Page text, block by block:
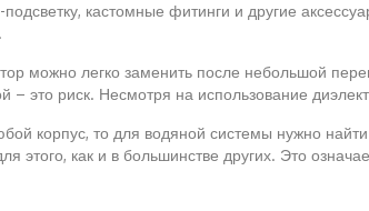
кастомные фитинги и другие
можно легко заменить после небольшой
это риск. Несмотря на использование
корпус, то для водяной системы нужно
как и в большинстве других. Это